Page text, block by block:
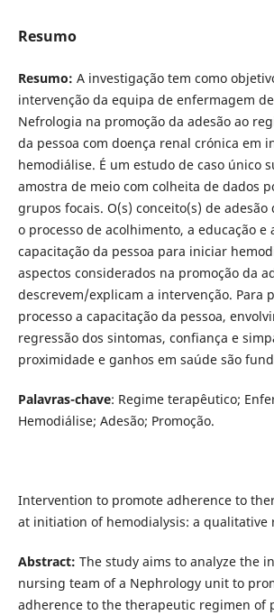
Resumo
Resumo: A investigação tem como
intervenção da equipa de enfermagem
Nefrologia na promoção da adesão ao
da pessoa com doença renal crónica em
hemodiálise. É um estudo de caso único
amostra de meio com colheita de dados
grupos focais. O(s) conceito(s) de adesão
o processo de acolhimento, a educação e
capacitação da pessoa para iniciar
aspectos considerados na promoção da
descrevem/explicam a intervenção. Para
processo a capacitação da pessoa,
regressão dos sintomas, confiança e
proximidade e ganhos em saúde são
Palavras-chave: Regime terapêutico;
Hemodiálise; Adesão; Promoção.
Intervention to promote adherence to
at initiation of hemodialysis: a qualitative
Abstract: The study aims to analyze the
nursing team of a Nephrology unit to
adherence to the therapeutic regimen of